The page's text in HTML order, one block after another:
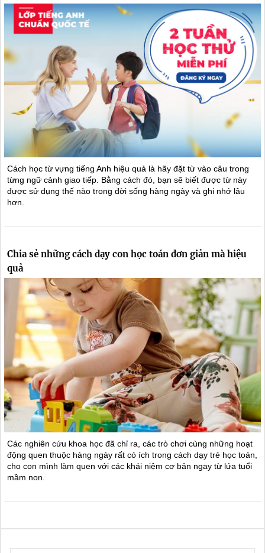
Cách học từ vựng tiếng Anh hiệu quả là hãy đặt từ vào câu trong
từng ngữ cảnh giao tiếp. Bằng cách đó, bạn sẽ biết được từ này
được sử dụng thế nào trong đời sống hàng ngày và ghi nhớ lâu
hơn.
Chia sẻ những cách dạy con học toán đơn giản mà hiệu
quả
Các nghiên cứu khoa học đã chỉ ra, các trò chơi cùng những hoạt
động quen thuộc hàng ngày rất có ích trong cách dạy trẻ học toán,
cho con mình làm quen với các khái niệm cơ bản ngay từ lứa tuổi
mầm non.